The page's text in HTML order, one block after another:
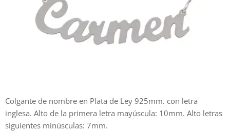
Colgante de nombre en Plata de Ley 925mm. con letra
inglesa. Alto de la primera letra mayúscula: 10mm. Alto letras
siguientes minúsculas: 7mm.